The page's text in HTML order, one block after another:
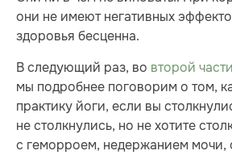
они не имеют негативных
здоровья бесценна.
В следующий раз, во второй
мы подробнее поговорим о том,
практику йоги, если вы
не столкнулись, но не хотите
с геморроем, недержанием мочи,